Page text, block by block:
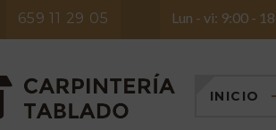
659 11 29 05 Lun - vi: 9:00 -
INICIO